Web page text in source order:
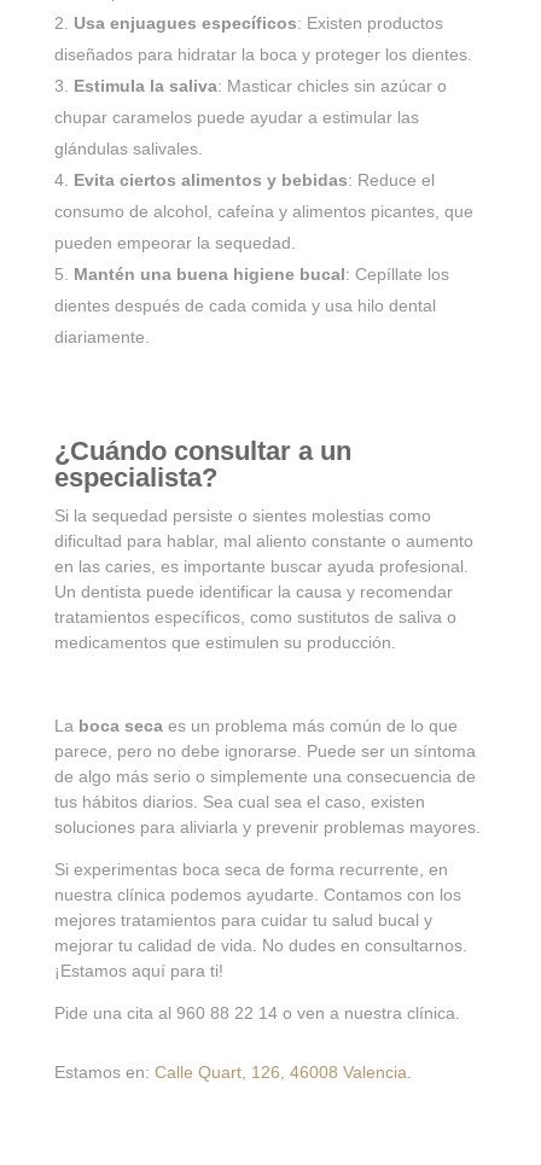
Usa enjuagues específicos: Existen productos
diseñados para hidratar la boca y proteger los dientes.
Estimula la saliva: Masticar chicles sin azúcar o
chupar caramelos puede ayudar a estimular las
glándulas salivales.
Evita ciertos alimentos y bebidas: Reduce el
consumo de alcohol, cafeína y alimentos picantes, que
pueden empeorar la sequedad.
Mantén una buena higiene bucal: Cepíllate los
dientes después de cada comida y usa hilo dental
diariamente.
¿Cuándo consultar a un
especialista?
Si la sequedad persiste o sientes molestias como
dificultad para hablar, mal aliento constante o aumento
en las caries, es importante buscar ayuda profesional.
Un dentista puede identificar la causa y recomendar
tratamientos específicos, como sustitutos de saliva o
medicamentos que estimulen su producción.
La boca secaes un problema más común de lo que
parece, pero no debe ignorarse. Puede ser un síntoma
de algo más serio o simplemente una consecuencia de
tus hábitos diarios. Sea cual sea el caso, existen
soluciones para aliviarla y prevenir problemas mayores.
Si experimentas boca seca de forma recurrente, en
nuestra clínica podemos ayudarte. Contamos con los
mejores tratamientos para cuidar tu salud bucal y
mejorar tu calidad de vida. No dudes en consultarnos.
¡Estamos aquí para ti!
Pide una cita al 960 88 22 14 o ven a nuestra clínica.
Estamos en: Calle Quart, 126, 46008 Valencia